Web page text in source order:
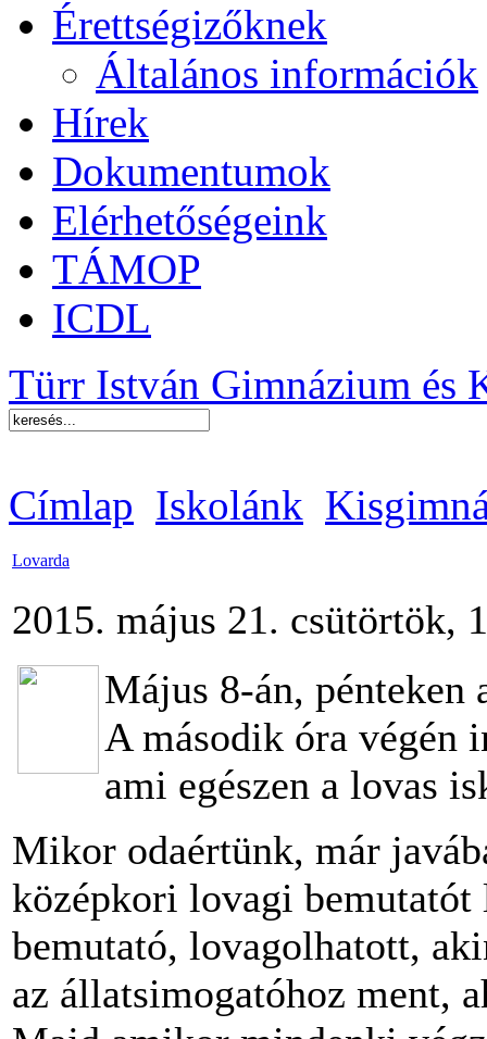
Érettségizőknek
Általános információk
Hírek
Dokumentumok
Elérhetőségeink
TÁMOP
ICDL
Türr István Gimnázium és
Címlap Iskolánk
Lovarda
2015. május 21. csütörtök,
Május 8-án, pénteken
A második óra végén
ami egészen a lovas
Mikor odaértünk, már
középkori lovagi
bemutató, lovagolhatott,
az állatsimogatóhoz ment,